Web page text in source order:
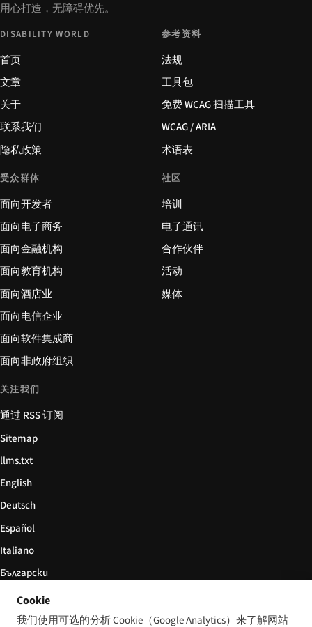
用心打造，无障碍优先。
DISABILITY WORLD
首页
文章
关于
联系我们
隐私政策
参考资料
法规
工具包
免费 WCAG 扫描工具
WCAG / ARIA
术语表
受众群体
面向开发者
面向电子商务
面向金融机构
面向教育机构
面向酒店业
面向电信企业
面向软件集成商
面向非政府组织
社区
培训
电子通讯
合作伙伴
活动
媒体
关注我们
通过 RSS 订阅
Sitemap
llms.txt
English
Deutsch
Español
Italiano
Български
简体中文
Cookie
我们使用可选的分析 Cookie（Google Analytics）来了解网站